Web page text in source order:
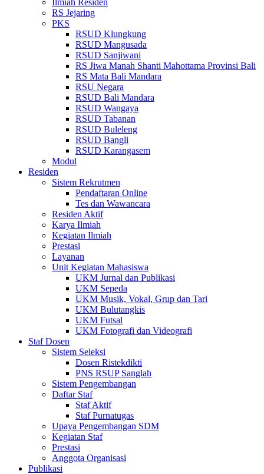
Ilmiah Residen
RS Jejaring
PKS
RSUD Klungkung
RSUD Mangusada
RSUD Sanjiwani
RS Jiwa Manah Shanti Mahottama Provinsi Bali
RS Mata Bali Mandara
RSU Negara
RSUD Bali Mandara
RSUD Wangaya
RSUD Tabanan
RSUD Buleleng
RSUD Bangli
RSUD Karangasem
Modul
Residen
Sistem Rekrutmen
Pendaftaran Online
Tes dan Wawancara
Residen Aktif
Karya Ilmiah
Kegiatan Ilmiah
Prestasi
Layanan
Unit Kegiatan Mahasiswa
UKM Jurnal dan Publikasi
UKM Sepeda
UKM Musik, Vokal, Grup dan Tari
UKM Bulutangkis
UKM Futsal
UKM Fotografi dan Videografi
Staf Dosen
Sistem Seleksi
Dosen Ristekdikti
PNS RSUP Sanglah
Sistem Pengembangan
Daftar Staf
Staf Aktif
Staf Purnatugas
Upaya Pengembangan SDM
Kegiatan Staf
Prestasi
Anggota Organisasi
Publikasi